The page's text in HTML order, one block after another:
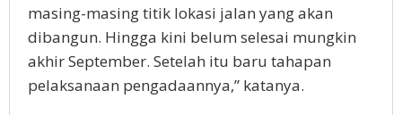
masing-masing titik lokasi jalan yang akan
dibangun. Hingga kini belum selesai mungkin
akhir September. Setelah itu baru tahapan
pelaksanaan pengadaannya,” katanya.